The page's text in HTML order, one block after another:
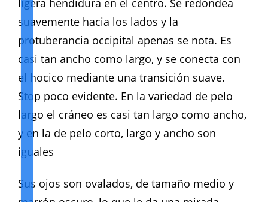
ligera hendidura en el centro. Se redondea
suavemente hacia los lados y la
protuberancia occipital apenas se nota. Es
casi tan ancho como largo, y se conecta con
el hocico mediante una transición suave.
Stop poco evidente. En la variedad de pelo
largo el cráneo es casi tan largo como ancho,
y en la de pelo corto, largo y ancho son
iguales
Sus ojos son ovalados, de tamaño medio y